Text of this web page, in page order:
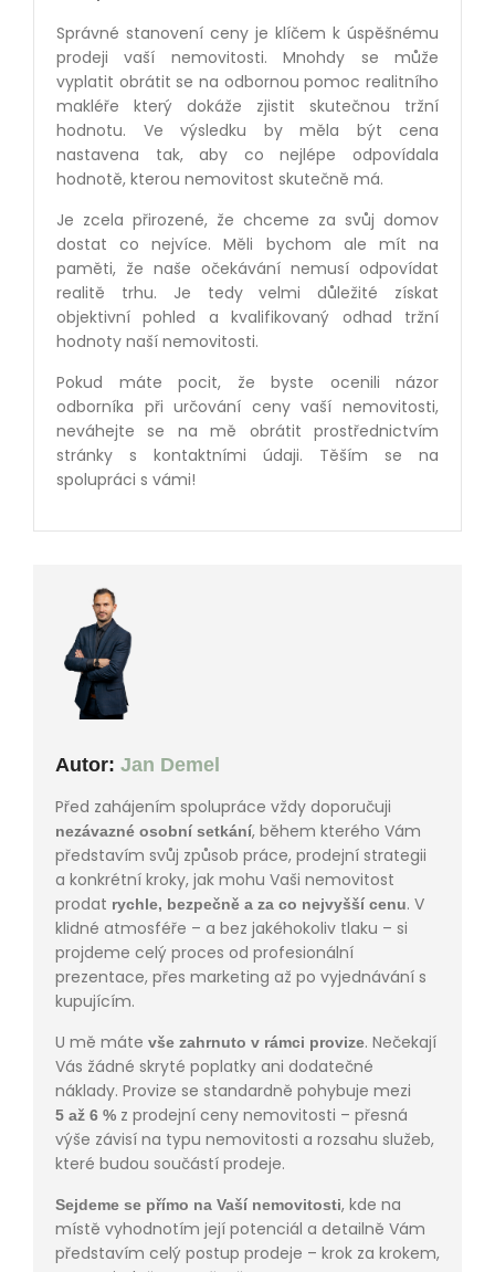
Správné stanovení ceny je klíčem k úspěšnému
prodeji vaší nemovitosti. Mnohdy se může
vyplatit obrátit se na odbornou pomoc realitního
makléře který dokáže zjistit skutečnou tržní
hodnotu. Ve výsledku by měla být cena
nastavena tak, aby co nejlépe odpovídala
hodnotě, kterou nemovitost skutečně má.
Je zcela přirozené, že chceme za svůj domov
dostat co nejvíce. Měli bychom ale mít na
paměti, že naše očekávání nemusí odpovídat
realitě trhu. Je tedy velmi důležité získat
objektivní pohled a kvalifikovaný odhad tržní
hodnoty naší nemovitosti.
Pokud máte pocit, že byste ocenili názor
odborníka při určování ceny vaší nemovitosti,
neváhejte se na mě obrátit prostřednictvím
stránky s kontaktními údaji. Těším se na
spolupráci s vámi!
Autor: Jan Demel
Před zahájením spolupráce vždy doporučuji
nezávazné osobní setkání, během kterého Vám
představím svůj způsob práce, prodejní strategii
a konkrétní kroky, jak mohu Vaši nemovitost
prodat rychle, bezpečně a za co nejvyšší cenu. V
klidné atmosféře – a bez jakéhokoliv tlaku – si
projdeme celý proces od profesionální
prezentace, přes marketing až po vyjednávání s
kupujícím.
U mě máte vše zahrnuto v rámci provize. Nečekají
Vás žádné skryté poplatky ani dodatečné
náklady. Provize se standardně pohybuje mezi
5 až 6 % z prodejní ceny nemovitosti – přesná
výše závisí na typu nemovitosti a rozsahu služeb,
které budou součástí prodeje.
Sejdeme se přímo na Vaší nemovitosti, kde na
místě vyhodnotím její potenciál a detailně Vám
představím celý postup prodeje – krok za krokem,